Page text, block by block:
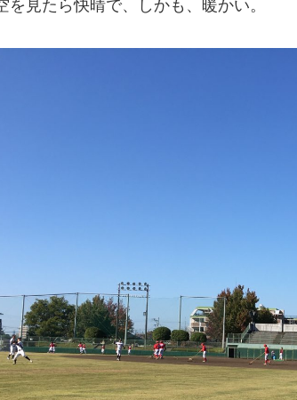
を見たら快晴で、しかも、暖かい。